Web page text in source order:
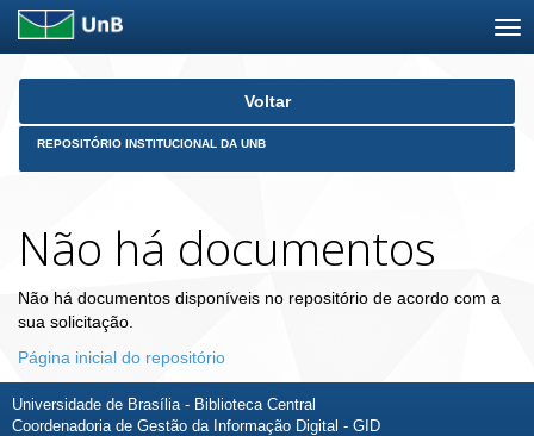
Skip
Voltar
REPOSITÓRIO INSTITUCIONAL DA UNB
Não há documentos
Não há documentos disponíveis no repositório de acordo com a
sua solicitação.
Página inicial do repositório
Universidade de Brasília - Biblioteca Central
Coordenadoria de Gestão da Informação Digital - GID